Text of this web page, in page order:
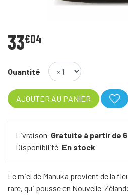
33€04
Quantité
AJOUTER AU PANIER
Livraison Gratuite à partir de
Disponibilité En stock
Le miel de Manuka provient de la
rare, qui pousse en Nouvelle-